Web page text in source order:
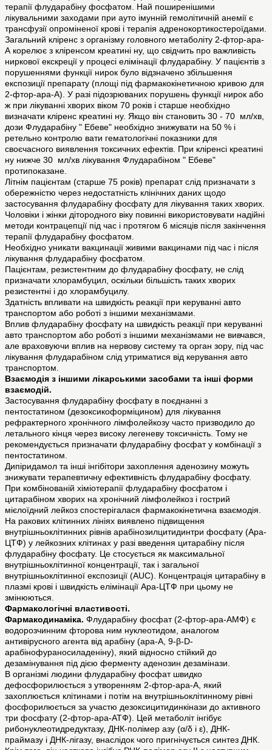
терапії флударабіну фосфатом. Най поширенішими
лікувальними заходами при ауто імунній гемолітичній анемії є
трансфузії опроміненої крові і терапія адренокортикостероїдами.
Загальний кліренс з організму головного метаболіту 2-фтор-ара-
А корелює з кліренсом креатині ну, що свідчить про важливість
ниркової екскреції у процесі елімінації флударабіну. У пацієнтів з
порушеннями функції нирок було відзначено збільшення
експозиції препарату (площі під фармакокінетичною кривою для
2-фтор-ара-А). У разі підозрюваних порушень функції нирок або
ж при лікуванні хворих віком 70 років і старше необхідно
визначати кліренс креатині ну. Якщо він становить 30 - 70 мл/хв,
дози Флударабіну " Ебеве" необхідно знижувати на 50 % і
ретельно контролю вати гематологічні показники для
своєчасного виявлення токсичних ефектів. При кліренсі креатині
ну нижче 30 мл/хв лікування Флударабіном " Ебеве"
протипоказане.
Літнім пацієнтам (старше 75 років) препарат слід призначати з
обережністю через недостатність клінічних даних щодо
застосування флударабіну фосфату для лікування таких хворих.
Чоловіки і жінки дітородного віку повинні використовувати надійні
методи контрацепції під час і протягом 6 місяців після закінчення
терапії флударабіну фосфатом.
Необхідно уникати вакцинації живими вакцинами під час і після
лікування флударабіну фосфатом.
Пацієнтам, резистентним до флударабіну фосфату, не слід
призначати хлорамбуцил, оскільки більшість таких хворих
резистентні і до хлорамбуцилу.
Здатність впливати на швидкість реакції при керуванні авто
транспортом або роботі з іншими механізмами.
Вплив флударабіну фосфату на швидкість реакції при керуванні
авто транспортом або роботі з іншими механізмами не вивчався,
але враховуючи вплив на нервову систему та орган зору, під час
лікування флударабіном слід утриматися від керування авто
транспортом.
Взаємодія з іншими лікарськими засобами та інші форми
взаємодій.
Застосування флударабіну фосфату в поєднанні з
пентостатином (дезоксикоформіцином) для лікування
рефрактерного хронічного лімфолейкозу часто призводило до
летального кінця через високу легеневу токсичність. Тому не
рекомендується призначати флударабіну фосфат у комбінації з
пентостатином.
Дипіридамол та інші інгібітори захоплення аденозину можуть
знижувати терапевтичну ефективність флударабіну фосфату.
При комбінованій хіміотерапії флударабіну фосфатом і
цитарабіном хворих на хронічний лімфолейкоз і гострий
мієлоїдний лейкоз спостерігалася фармакокінетична взаємодія.
На ракових клітинних лініях виявлено підвищення
внутрішньоклітинних рівнів арабінозилцитидинтри фосфату (Ара-
ЦТФ) у лейкозних клітинах у разі введення цитарабіну після
флударабіну фосфату. Це стосується як максимальної
внутрішньоклітинної концентрації, так і загальної
внутрішньоклітинної експозиції (AUC). Концентрація цитарабіну в
плазмі крові і швидкість елімінації Ара-ЦТФ при цьому не
змінюються.
Фармакологічні властивості.
Фармакодинаміка. Флударабіну фосфат (2-фтор-ара-АМФ) є
водорозчинним фторова ним нуклеотидом, аналогом
антивірусного агента від арабіну (ара-А, 9‑β-D-
арабінофураносиладеніну), який відносно стійкий до
дезамінування під дією ферменту аденозин дезамінази.
В організмі людини флударабіну фосфат швидко
дефосфорилюється з утворенням 2-фтор-ара-А, який
захоплюється клітинами і потім на внутрішньоклітинному рівні
фосфорилюється за участю дезоксицитидинкінази до активного
три фосфату (2-фтор-ара-АТФ). Цей метаболіт інгібує
рибонуклеотидредуктазу, ДНК-полімер азу (α/δ і ε), ДНК-
праймазу і ДНК-лігазу, внаслідок чого пригнічується синтез ДНК.